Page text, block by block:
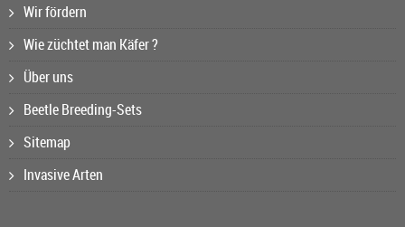
Wir fördern
Wie züchtet man Käfer ?
Über uns
Beetle Breeding-Sets
Sitemap
Invasive Arten